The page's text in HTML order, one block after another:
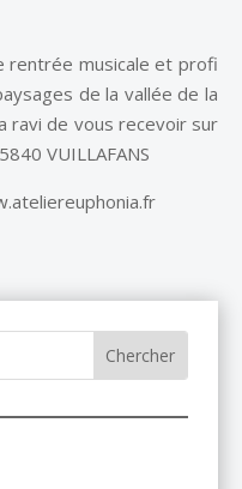
rentrée musicale et profi
de la vallée de la
ravi de vous recevoir sur
VUILLAFANS